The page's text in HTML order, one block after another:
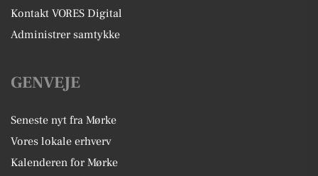
Kontakt VORES Digital
Administrer samtykke
GENVEJE
Seneste nyt fra Mørke
Vores lokale erhverv
Kalenderen for Mørke